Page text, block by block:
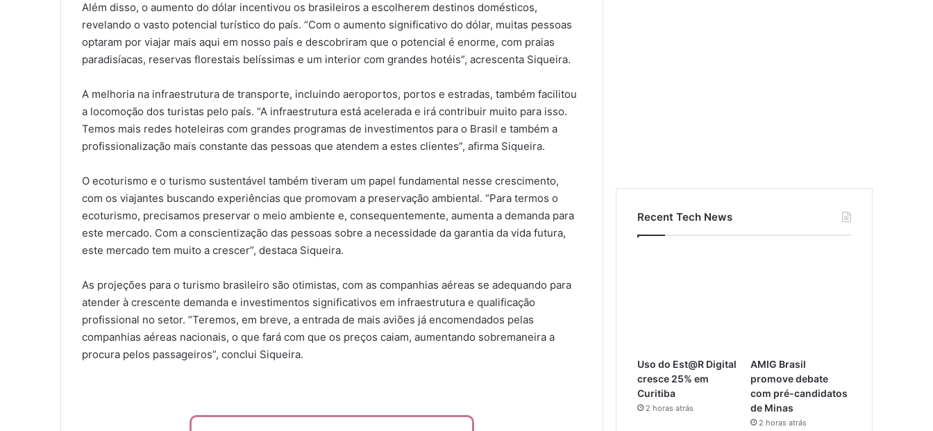
Além disso, o aumento do dólar incentivou os brasileiros a escolherem destinos domésticos,
revelando o vasto potencial turístico do país. “Com o aumento significativo do dólar, muitas pessoas
optaram por viajar mais aqui em nosso país e descobriram que o potencial é enorme, com praias
paradisíacas, reservas florestais belíssimas e um interior com grandes hotéis”, acrescenta Siqueira.
A melhoria na infraestrutura de transporte, incluindo aeroportos, portos e estradas, também facilitou
a locomoção dos turistas pelo país. “A infraestrutura está acelerada e irá contribuir muito para isso.
Temos mais redes hoteleiras com grandes programas de investimentos para o Brasil e também a
profissionalização mais constante das pessoas que atendem a estes clientes”, afirma Siqueira.
O ecoturismo e o turismo sustentável também tiveram um papel fundamental nesse crescimento,
com os viajantes buscando experiências que promovam a preservação ambiental. “Para termos o
ecoturismo, precisamos preservar o meio ambiente e, consequentemente, aumenta a demanda para
este mercado. Com a conscientização das pessoas sobre a necessidade da garantia da vida futura,
este mercado tem muito a crescer”, destaca Siqueira.
As projeções para o turismo brasileiro são otimistas, com as companhias aéreas se adequando para
atender à crescente demanda e investimentos significativos em infraestrutura e qualificação
profissional no setor. “Teremos, em breve, a entrada de mais aviões já encomendados pelas
companhias aéreas nacionais, o que fará com que os preços caiam, aumentando sobremaneira a
procura pelos passageiros”, conclui Siqueira.
Recent Tech News
Uso do Est@R Digital
cresce 25% em
Curitiba
2 horas atrás
AMIG Brasil
promove debate
com pré-candidatos
de Minas
2 horas atrás